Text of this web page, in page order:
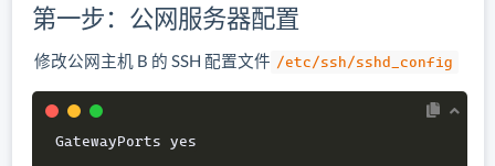
第一步：公网服务器配置
修改公网主机 B 的 SSH 配置文件 /etc/ssh/sshd_config
GatewayPorts yes